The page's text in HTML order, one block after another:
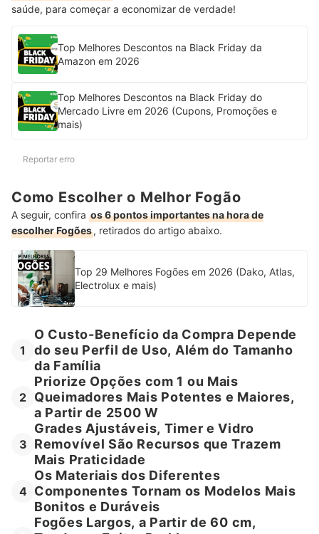
saúde, para começar a economizar de verdade!
Top Melhores Descontos na Black Friday da
Amazon em 2026
Top Melhores Descontos na Black Friday do
Mercado Livre em 2026 (Cupons, Promoções e
mais)
Reportar erro
Como Escolher o Melhor Fogão
A seguir, confira os 6 pontos importantes na hora de
escolher Fogões, retirados do artigo abaixo.
Top 29 Melhores Fogões em 2026 (Dako, Atlas,
Electrolux e mais)
1
O Custo-Benefício da Compra Depende
do seu Perfil de Uso, Além do Tamanho
da Família
2
Priorize Opções com 1 ou Mais
Queimadores Mais Potentes e Maiores,
a Partir de 2500 W
3
Grades Ajustáveis, Timer e Vidro
Removível São Recursos que Trazem
Mais Praticidade
4
Os Materiais dos Diferentes
Componentes Tornam os Modelos Mais
Bonitos e Duráveis
Fogões Largos, a Partir de 60 cm,